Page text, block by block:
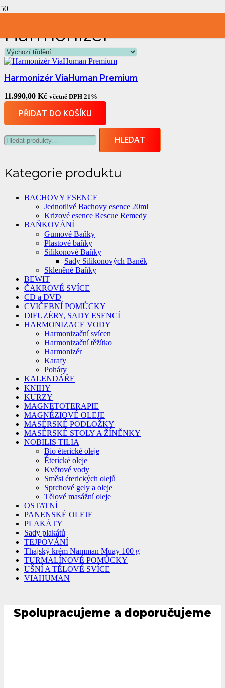
Harmonizér
Harmonizér ViaHuman Premium
11.990,00 Kč včetně DPH 21%
PŘIDAT DO KOŠÍKU
HLEDAT
Kategorie produktu
BACHOVY ESENCE
Jednotlivé Bachovy esence 20ml
Krizové esence Rescue Remedy
BAŇKOVÁNÍ
Gumové Baňky
Plastové baňky
Silikonové Baňky
Sady Silikonových Baněk
Skleněné Baňky
BEWIT
ČAKROVÉ SVÍCE
CD a DVD
CVIČEBNÍ POMŮCKY
DIFUZÉRY, SADY ESENCÍ
HARMONIZACE VODY
Harmonizační svícen
Harmonizační těžítko
Harmonizér
Karafy
Poháry
KALENDÁŘE
KNIHY
KURZY
MAGNETOTERAPIE
MAGNÉZIOVÉ OLEJE
MASÉRSKÉ PODLOŽKY
MASÉRSKÉ STOLY A ŽÍNĚNKY
NOBILIS TILIA
Bio éterické oleje
Éterické oleje
Květové vody
Směsi éterických olejů
Sprchové gely a oleje
Tělové masážní oleje
OSTATNÍ
PANENSKÉ OLEJE
PLAKÁTY
Sady plakátů
TEJPOVÁNÍ
Thajský krém Namman Muay 100 g
TURMALÍNOVÉ POMŮCKY
UŠNÍ A TĚLOVÉ SVÍCE
VIAHUMAN
Spolupracujeme a doporučujeme